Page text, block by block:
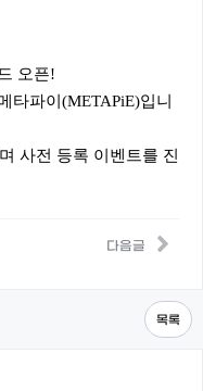
오픈!
타파이(METAPiE)입니
사전 등록 이벤트를 진
다음글
목록